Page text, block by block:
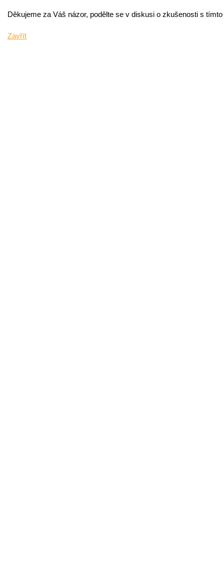
Děkujeme za Váš názor, podělte se v diskusi o zkušenosti s
Zavřít